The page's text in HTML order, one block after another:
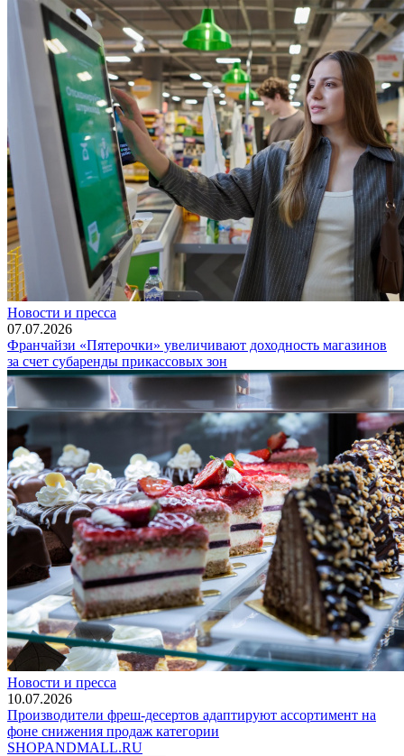
Новости и пресса
07.07.2026
Франчайзи «Пятерочки» увеличивают доходность магазинов
за счет субаренды прикассовых зон
Новости и пресса
10.07.2026
Производители фреш-десертов адаптируют ассортимент на
фоне снижения продаж категории
SHOPANDMALL.RU